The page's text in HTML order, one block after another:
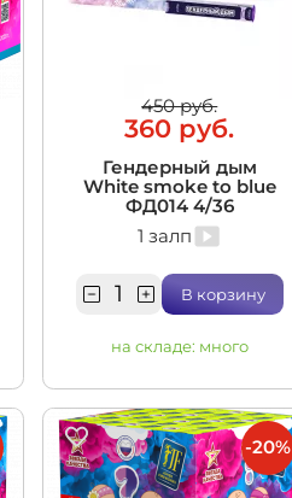
450 руб.
360 руб.
Гендерный дым
White smoke to blue
ФД014 4/36
1 залп
В корзину
на складе: много
-20%